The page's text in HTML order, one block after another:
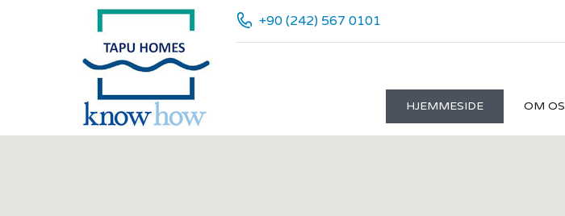
+90 (242) 567 0101
HJEMMESIDE OM OS